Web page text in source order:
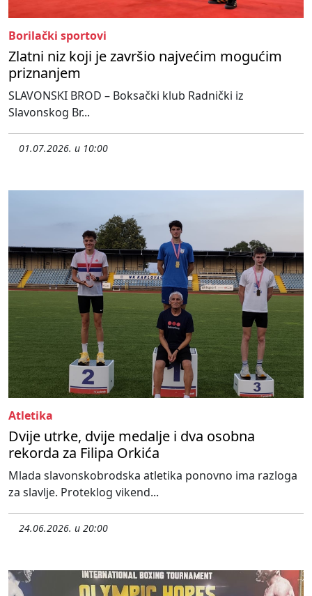
Borilački sportovi
Zlatni niz koji je završio najvećim mogućim
priznanjem
SLAVONSKI BROD – Boksački klub Radnički iz
Slavonskog Br...
01.07.2026. u 10:00
Atletika
Dvije utrke, dvije medalje i dva osobna
rekorda za Filipa Orkića
Mlada slavonskobrodska atletika ponovno ima razloga
za slavlje. Proteklog vikend...
24.06.2026. u 20:00